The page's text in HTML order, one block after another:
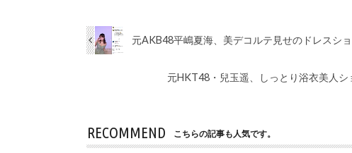
元AKB48平嶋夏海、美デコルテ見せのドレスシ
元HKT48・兒玉遥、しっとり浴衣美人シ
RECOMMEND こちらの記事も人気です。